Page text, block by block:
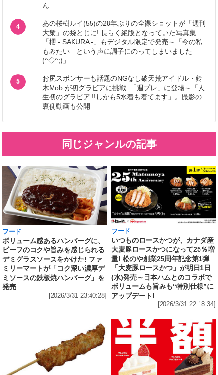
ん
4
あの桜樹ルイ(55)の28年ぶりの全裸ショットが「週刊
大衆」の袋とじに! 長らく絶版となっていた写真集
「櫻 - SAKURA -」もデジタル限定で発売～「今の私
もみたい！という声に調子にのってしまいました
(^◇^;)」
5
お尻スポンサーも話題のNGなし破天荒アイドル・鈴
木Mob.が初グラビアに挑戦! 「週プレ」に登場～「人
生初のグラビア!!!しかも5水着も着てます」。撮影の
裏側動画も公開
同じジャンルの記事
フード
ボリューム感あるハンバーグに、
ビーフのコクや旨みを感じられる
デミグラスソースをかけた! ファ
ミリーマートが「コク深い濃厚デ
ミソースの鉄板焼ハンバーグ」を
発売
[2026/3/31 23:40:28]
フード
いつものロースかつが、カナダ産
大麦豚ロースかつになって25％増
量! 松のや創業25周年記念第1弾
「大麦豚ロースかつ」が明日1日
(水)発売～日本ハムとのコラボで
ボリュームも旨みも“特別仕様”に
アップデート!
[2026/3/31 22:18:34]